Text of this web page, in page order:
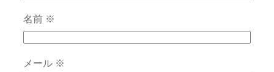
名前 ※
メール ※